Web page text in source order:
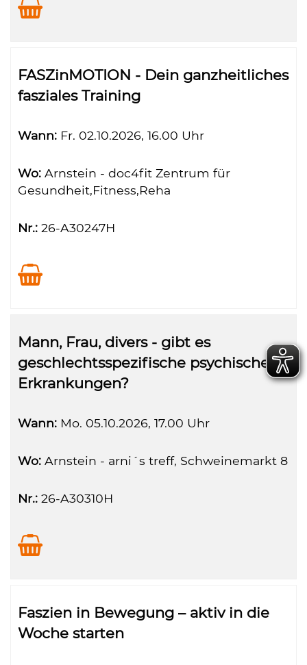
FASZinMOTION - Dein ganzheitliches
fasziales Training
Wann: Fr. 02.10.2026, 16.00 Uhr
Wo: Arnstein - doc4fit Zentrum für
Gesundheit,Fitness,Reha
Nr.: 26-A30247H
Mann, Frau, divers - gibt es
geschlechtsspezifische psychische
Erkrankungen?
Wann: Mo. 05.10.2026, 17.00 Uhr
Wo: Arnstein - arni´s treff, Schweinemarkt 8
Nr.: 26-A30310H
Faszien in Bewegung – aktiv in die
Woche starten